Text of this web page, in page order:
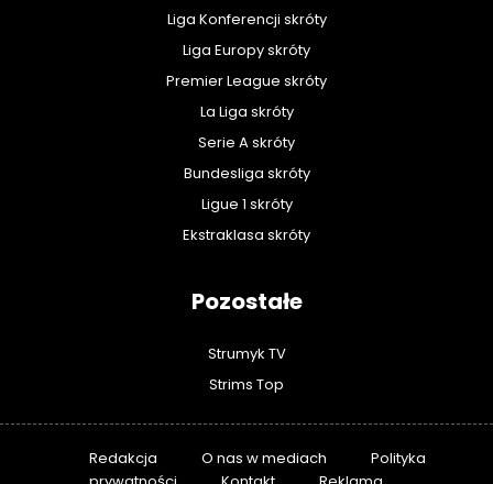
Liga Konferencji skróty
Liga Europy skróty
Premier League skróty
La Liga skróty
Serie A skróty
Bundesliga skróty
Ligue 1 skróty
Ekstraklasa skróty
Pozostałe
Strumyk TV
Strims Top
Redakcja O nas w mediach
Polityka